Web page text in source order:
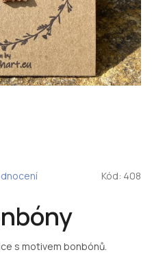
s motivem bonbónů.
Kód: 408